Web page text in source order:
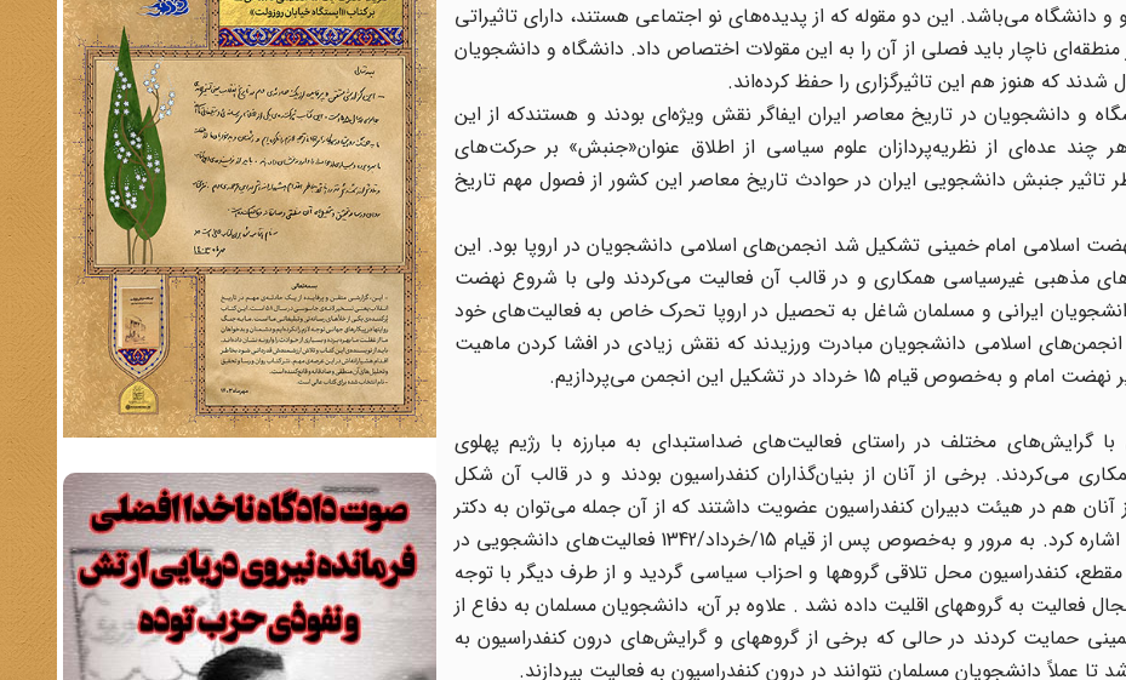
دانشگاه می‌باشد. این دو مقوله که از پدیده‌های نو اجتماعی هستند، دارای تاثیراتی
ناچار باید فصلی از آن را به این مقولات اختصاص داد. دانشگاه و دانشجویان
که هنوز هم این تاثیرگزاری را حفظ کرده‌اند.
و دانشجویان در تاریخ معاصر ایران ایفاگر نقش ویژه‌ای بودند و هستندکه از این
چند عده‌ای از نظریه‌پردازان علوم سیاسی از اطلاق عنوان«جنبش» بر حرکت‌های
تاثیر جنبش دانشجویی ایران در حوادث تاریخ معاصر این کشور از فصول مهم تاریخ
اسلامی امام خمینی تشکیل شد انجمن‌های اسلامی دانشجویان در اروپا بود. این
مذهبی غیرسیاسی همکاری و در قالب آن فعالیت می‌کردند ولی با شروع نهضت
امام خمینی و به‌خصوص قیام 15 خرداد 1342 دانشجویان ایرانی و مسلمان شاغل به تحصیل در اروپا تحرک خاص به فعالیت‌های خود
اسلامی دانشجویان مبادرت ورزیدند که نقش زیادی در افشا کردن ماهیت
15 خرداد در تشکیل این انجمن می‌پردازیم.
گرایش‌های مختلف در راستای فعالیت‌های ضداستبدای به مبارزه با رژیم پهلوی
و در این زمینه با اعضای کنفدراسیون1 همکاری می‌کردند. برخی از آنان از بنیان‌گذاران کنفدراسیون بودند و در قالب آن شکل
هم در هیئت دبیران کنفدراسیون عضویت داشتند که از آن جمله می‌توان به دکتر
علی شریعتی، ابوالحسن بنی‌صدر، صادق قطب‌زاده و... اشاره کرد. به مرور و به‌خصوص پس از قیام 15/خرداد/1342 فعالیت‌های دانشجویی در
کنفدراسیون محل تلاقی گروهها و احزاب سیاسی گردید و از طرف دیگر با توجه
فعالیت به گروههای اقلیت داده نشد . علاوه بر آن، دانشجویان مسلمان به دفاع از
حمایت کردند در حالی که برخی از گروههای و گرایش‌های درون کنفدراسیون به
عملاً دانشجویان مسلمان نتوانند در درون کنفدراسیون به فعالیت بپردازند.